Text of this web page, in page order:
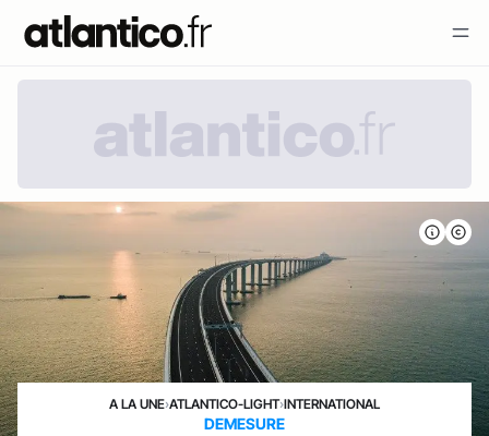
A LA UNE›ATLANTICO-LIGHT›INTERNATIONAL
DEMESURE